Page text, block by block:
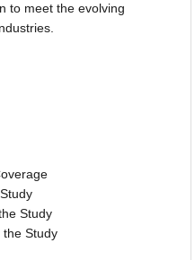
to meet the evolving
Study
the Study